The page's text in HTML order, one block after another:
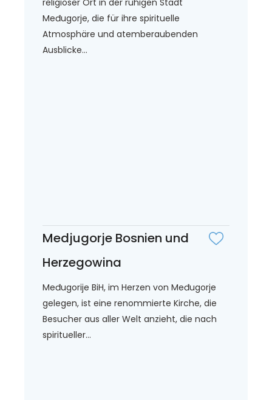
Međugorje, die für ihre spirituelle
Atmosphäre und atemberaubenden
Ausblicke...
Medjugorje Bosnien und
Herzegowina
Međugorije BiH, im Herzen von Međugorje
gelegen, ist eine renommierte Kirche, die
Besucher aus aller Welt anzieht, die nach
spiritueller...